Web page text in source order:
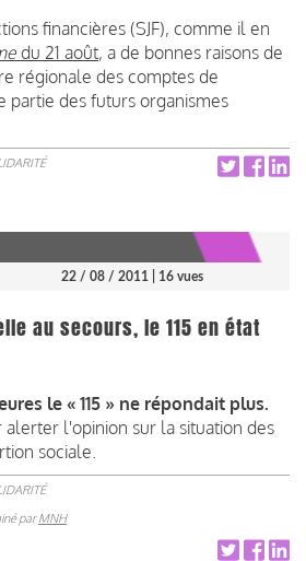
financières (SJF), comme il en
du 21 août, a de bonnes raisons de
régionale des comptes de
partie des futurs organismes
22 / 08 / 2011 | 16 vues
au secours, le 115 en état
le « 115 » ne répondait plus.
l'opinion sur la situation des
sociale.
parMNH